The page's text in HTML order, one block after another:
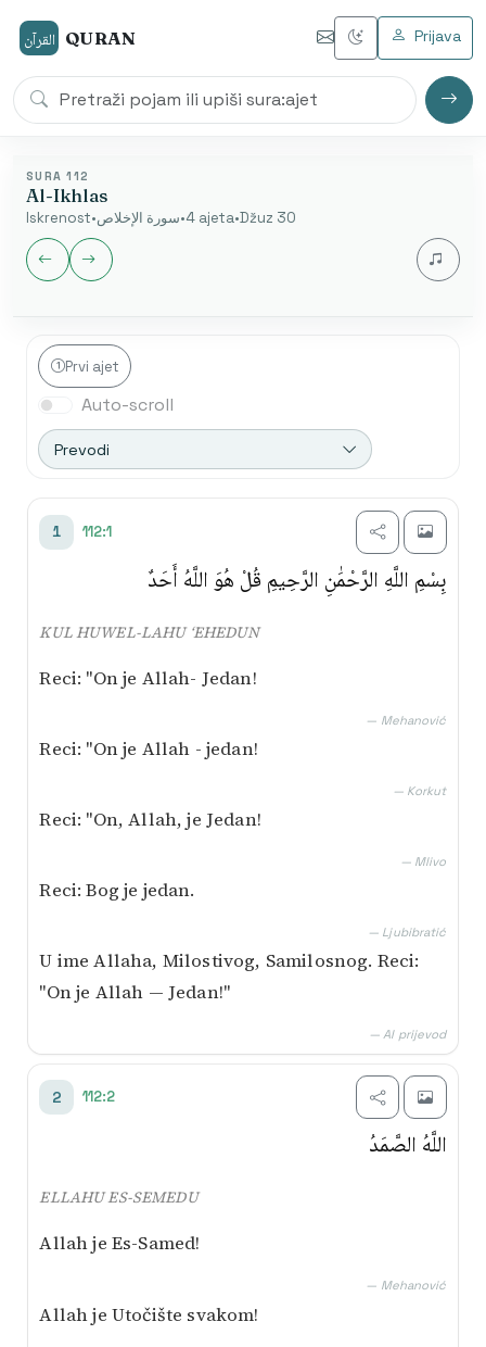
القرآن QURAN Prijava
SURA 112
Al-Ikhlas
Iskrenost•سورة الإخلاص•4 ajeta•Džuz 30
Jezik audia
Početak od ajeta je dostupan samo u arapskom
modu.
Prvi ajet
Auto-scroll
Prevodi
Besim Korkut
AI prijevod
1 112:1
بِسْمِ اللَّهِ الرَّحْمَٰنِ الرَّحِيمِ قُلْ هُوَ اللَّهُ أَحَدٌ
KUL HUWEL-LAHU ‘EHEDUN
Reci: "On je Allah- Jedan!
— Mehanović
Reci: "On je Allah - jedan!
— Korkut
Reci: "On, Allah, je Jedan!
— Mlivo
Reci: Bog je jedan.
— Ljubibratić
U ime Allaha, Milostivog, Samilosnog. Reci:
"On je Allah — Jedan!"
— AI prijevod
2 112:2
اللَّهُ الصَّمَدُ
ELLAHU ES-SEMEDU
Allah je Es-Samed!
— Mehanović
Allah je Utočište svakom!